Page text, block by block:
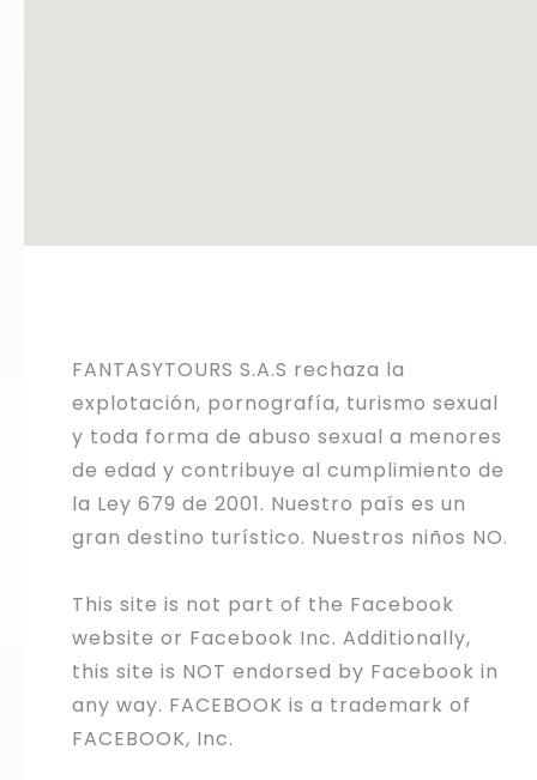
FANTASYTOURS S.A.S rechaza la
explotación, pornografía, turismo sexual
y toda forma de abuso sexual a menores
de edad y contribuye al cumplimiento de
la Ley 679 de 2001. Nuestro país es un
gran destino turístico. Nuestros niños NO.
This site is not part of the Facebook
website or Facebook Inc. Additionally,
this site is NOT endorsed by Facebook in
any way. FACEBOOK is a trademark of
FACEBOOK, Inc.